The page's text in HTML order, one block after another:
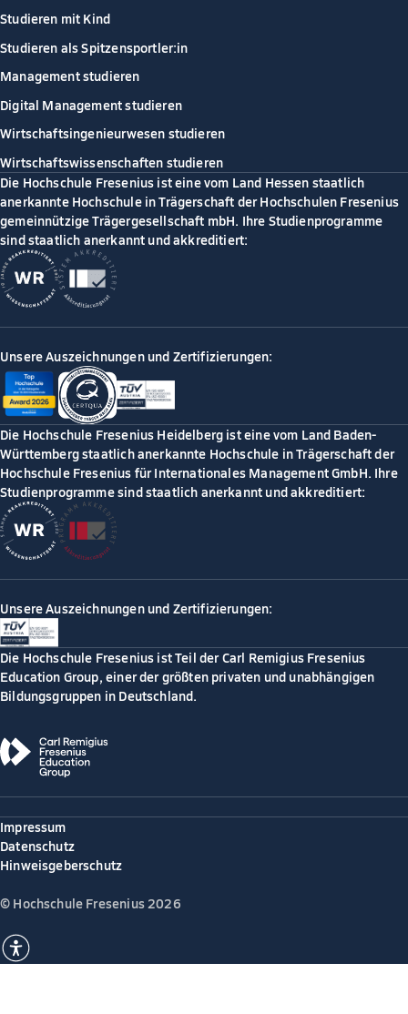
Studieren mit Kind
Studieren als Spitzensportler:in
Management studieren
Digital Management studieren
Wirtschaftsingenieurwesen studieren
Wirtschaftswissenschaften studieren
Die Hochschule Fresenius ist eine vom Land Hessen staatlich
anerkannte Hochschule in Trägerschaft der Hochschulen Fresenius
gemeinnützige Trägergesellschaft mbH. Ihre Studienprogramme
sind staatlich anerkannt und akkreditiert:
Unsere Auszeichnungen und Zertifizierungen:
Die Hochschule Fresenius Heidelberg ist eine vom Land Baden-
Württemberg staatlich anerkannte Hochschule in Trägerschaft der
Hochschule Fresenius für Internationales Management GmbH. Ihre
Studienprogramme sind staatlich anerkannt und akkreditiert:
Unsere Auszeichnungen und Zertifizierungen:
Die Hochschule Fresenius ist Teil der Carl Remigius Fresenius
Education Group, einer der größten privaten und unabhängigen
Bildungsgruppen in Deutschland.
Impressum
Datenschutz
Hinweisgeberschutz
© Hochschule Fresenius 2026